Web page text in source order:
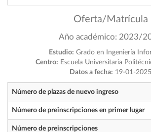
Oferta/Matrícula
Año académico: 2023/
Estudio: Grado en Ingeniería
Centro: Escuela Universitaria
Datos a fecha: 19-01-2025
Número de plazas de nuevo ingreso
Número de preinscripciones en primer lugar
Número de preinscripciones